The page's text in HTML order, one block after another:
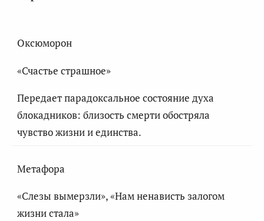
Оксюморон
«Счастье страшное»
Передает парадоксальное состояние духа
блокадников: близость смерти обостряла
чувство жизни и единства.
Метафора
«Слезы вымерзли», «Нам ненависть залогом
жизни стала»